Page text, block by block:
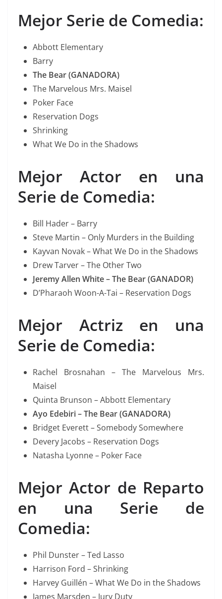
Mejor Serie de Comedia:
Abbott Elementary
Barry
The Bear (GANADORA)
The Marvelous Mrs. Maisel
Poker Face
Reservation Dogs
Shrinking
What We Do in the Shadows
Mejor Actor en una
Serie de Comedia:
Bill Hader – Barry
Steve Martin – Only Murders in the Building
Kayvan Novak – What We Do in the Shadows
Drew Tarver – The Other Two
Jeremy Allen White – The Bear (GANADOR)
D’Pharaoh Woon-A-Tai – Reservation Dogs
Mejor Actriz en una
Serie de Comedia:
Rachel Brosnahan – The Marvelous Mrs.
Maisel
Quinta Brunson – Abbott Elementary
Ayo Edebiri – The Bear (GANADORA)
Bridget Everett – Somebody Somewhere
Devery Jacobs – Reservation Dogs
Natasha Lyonne – Poker Face
Mejor Actor de Reparto
en una Serie de
Comedia:
Phil Dunster – Ted Lasso
Harrison Ford – Shrinking
Harvey Guillén – What We Do in the Shadows
James Marsden – Jury Duty